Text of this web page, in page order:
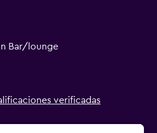
Bar/lounge
verificadas